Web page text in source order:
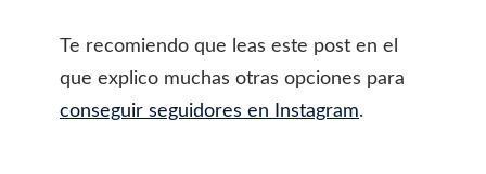
Te recomiendo que leas este post en el
que explico muchas otras opciones para
conseguir seguidores en Instagram.